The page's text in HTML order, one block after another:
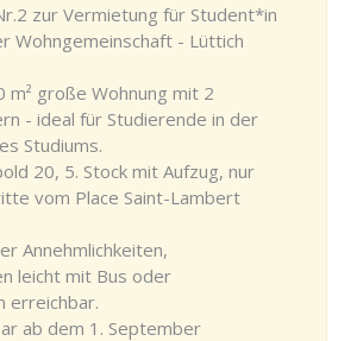
zur Vermietung für Student*in
Wohngemeinschaft - Lüttich
m² große Wohnung mit 2
- ideal für Studierende in der
Studiums.
20, 5. Stock mit Aufzug, nur
vom Place Saint-Lambert
Annehmlichkeiten,
leicht mit Bus oder
erreichbar.
ab dem 1. September